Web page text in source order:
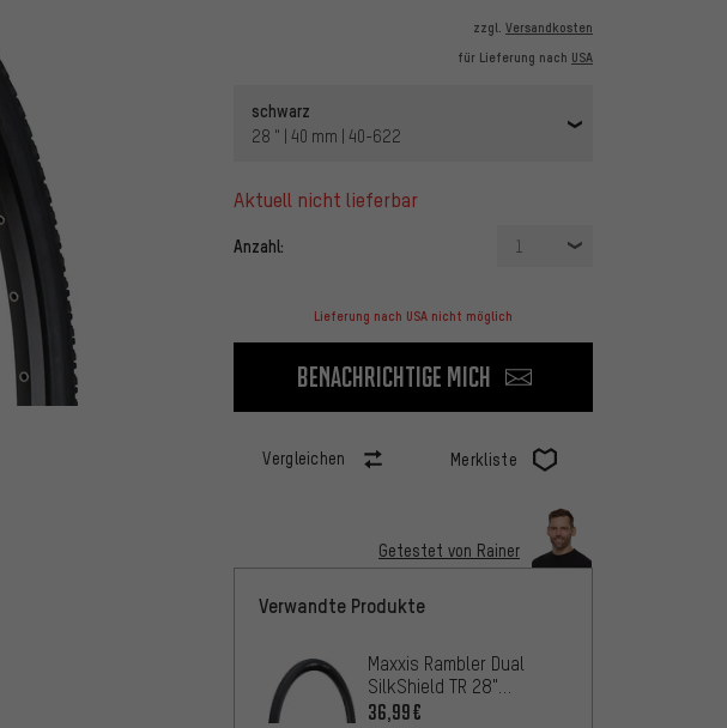
zzgl. Versandkosten
für Lieferung nach USA
schwarz
28 " | 40 mm | 40-622
aktuell nicht lieferbar
Anzahl: 1
Lieferung nach USA nicht möglich
Benachrichtige mich
Vergleichen Merkliste
Getestet von Rainer
Verwandte Produkte
Maxxis Rambler Dual
SilkShield TR 28"
Faltreifen
36,99€